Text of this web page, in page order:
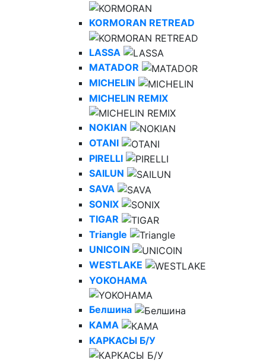
KORMORAN RETREAD
LASSA
MATADOR
MICHELIN
MICHELIN REMIX
NOKIAN
OTANI
PIRELLI
SAILUN
SAVA
SONIX
TIGAR
Triangle
UNICOIN
WESTLAKE
YOKOHAMA
Белшина
КАМА
КАРКАСЫ Б/У